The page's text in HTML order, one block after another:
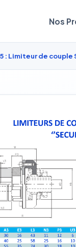
Nos
: Limiteur de couple